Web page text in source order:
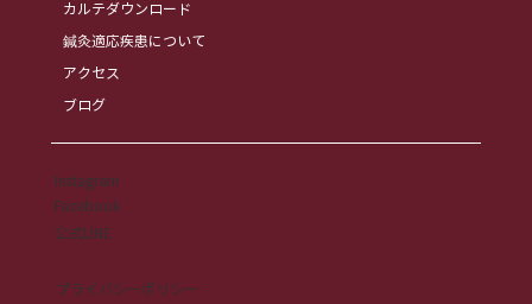
Instagram
Facebook
公式LINE
プライバシーポリシー
カルテダウンロード
鍼灸適応疾患について
アクセス
ブログ